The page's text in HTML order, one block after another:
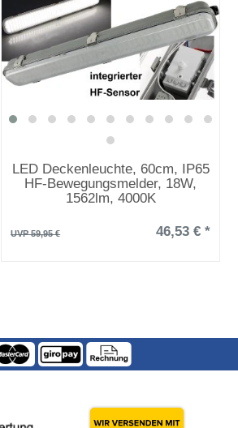
LED Deckenleuchte, 60cm, IP65
HF-Bewegungsmelder, 18W,
1562lm, 4000K
UVP 59,95 € 46,53 € *